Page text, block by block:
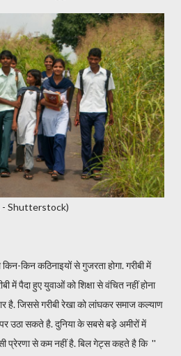
- Shutterstock)
किन कठिनाइयों से गुजरता होगा. गरीबी में
में पैदा हुए युवाओं को शिक्षा से वंचित नहीं होना
है. जिससे गरीबी रेखा को लांघकर समाज कल्याण
उठा सकते है. दुनिया के सबसे बड़े अमीरों में
प्रेरणा से कम नहीं है. बिल गेट्स कहते है कि ''